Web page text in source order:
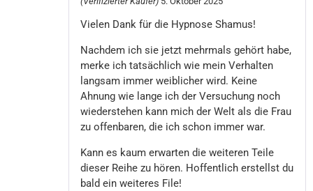
Vielen Dank für die Hypnose Shamus!
Nachdem ich sie jetzt mehrmals gehört habe,
merke ich tatsächlich wie mein Verhalten
langsam immer weiblicher wird. Keine
Ahnung wie lange ich der Versuchung noch
wiederstehen kann mich der Welt als die Frau
zu offenbaren, die ich schon immer war.
Kann es kaum erwarten die weiteren Teile
dieser Reihe zu hören. Hoffentlich erstellst du
bald ein weiteres File!